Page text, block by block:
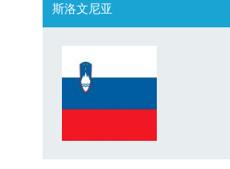
斯洛文尼亚